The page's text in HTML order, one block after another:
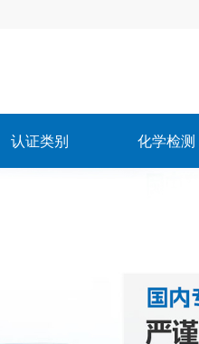
认证类别 化学检测